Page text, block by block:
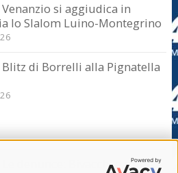
si aggiudica in
lo Slalom Luino-Montegrino
di Borrelli alla Pignatella
Le denunce: Bivacchi e rifiuti